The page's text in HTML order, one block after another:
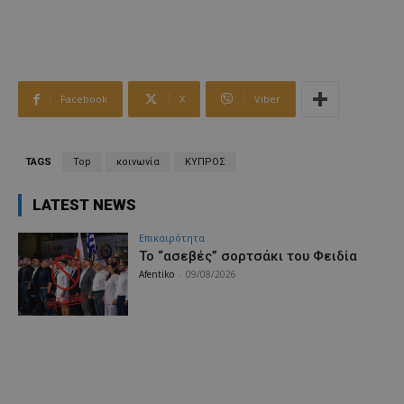
Facebook X Viber
TAGS Top κοινωνία ΚΥΠΡΟΣ
LATEST NEWS
Επικαιρότητα
Το “ασεβές” σορτσάκι του Φειδία
Afentiko 09/08/2026